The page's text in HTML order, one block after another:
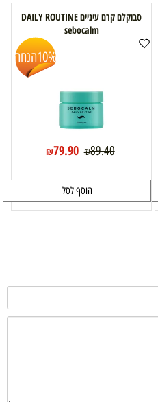
סבוקלם קרם עיניים DAILY ROUTINE
sebocalm
10%הנחה
₪89.40
₪79.90
הוסף לסל